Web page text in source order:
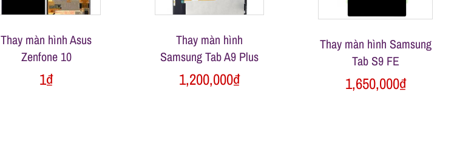
Thay màn hình Asus
Zenfone 10
1₫
Thay màn hình
Samsung Tab A9 Plus
1,200,000₫
Thay màn hình Samsung
Tab S9 FE
1,650,000₫